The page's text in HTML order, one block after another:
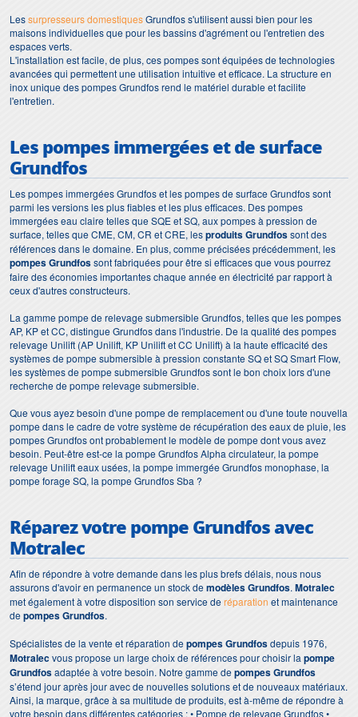
Lessurpresseurs domestiquesGrundfos s'utilisent aussi bien pour les
maisons individuelles que pour les bassins d'agrément ou l'entretien des
espaces verts.
L'installation est facile, de plus, ces pompes sont équipées de technologies
avancées qui permettent une utilisation intuitive et efficace. La structure en
inox unique des pompes Grundfos rend le matériel durable et facilite
l'entretien.
Les pompes immergées et de surface
Grundfos
Les pompes immergées Grundfos et les pompes de surface Grundfos sont
parmi les versions les plus fiables et les plus efficaces. Des pompes
immergées eau claire telles que SQE et SQ, aux pompes à pression de
surface, telles que CME, CM, CR et CRE, lesproduits Grundfossont des
références dans le domaine. En plus, comme précisées précédemment, les
pompes Grundfossont fabriquées pour être si efficaces que vous pourrez
faire des économies importantes chaque année en électricité par rapport à
ceux d'autres constructeurs.
La gamme pompe de relevage submersible Grundfos, telles que les pompes
AP, KP et CC, distingue Grundfos dans l'industrie. De la qualité des pompes
relevage Unilift (AP Unilift, KP Unilift et CC Unilift) à la haute efficacité des
systèmes de pompe submersible à pression constante SQ et SQ Smart Flow,
les systèmes de pompe submersible Grundfos sont le bon choix lors d'une
recherche de pompe relevage submersible.
Que vous ayez besoin d'une pompe de remplacement ou d'une toute nouvella
pompe dans le cadre de votre système de récupération des eaux de pluie, les
pompes Grundfos ont probablement le modèle de pompe dont vous avez
besoin. Peut-être est-ce la pompe Grundfos Alpha circulateur, la pompe
relevage Unilift eaux usées, la pompe immergée Grundfos monophase, la
pompe forage SQ, la pompe Grundfos Sba ?
Réparez votre pompe Grundfos avec
Motralec
Afin de répondre à votre demande dans les plus brefs délais, nous nous
assurons d'avoir en permanence un stock demodèles Grundfos.Motralec
met également à votre disposition son service deréparation et maintenance
depompes Grundfos.
Spécialistes de la vente et réparation depompesGrundfosdepuis 1976,
Motralecvous propose un large choix de références pour choisir lapompe
Grundfosadaptée à votre besoin. Notre gamme depompesGrundfos
s’étend jour après jour avec de nouvelles solutions et de nouveaux matériaux.
Ainsi, la marque, grâce à sa multitude de produits, est à-même de répondre à
votre besoin dans différentes catégories : • Pompe de relevage Grundfos •